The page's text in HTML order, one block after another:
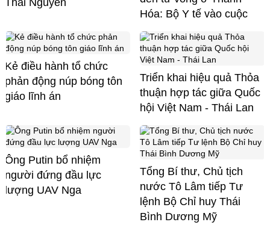
Hóa: Bộ Y tế vào cuộc
Kẻ điều hành tổ chức
phản động núp bóng tôn
giáo lĩnh án
Triển khai hiệu quả Thỏa
thuận hợp tác giữa Quốc
hội Việt Nam - Thái Lan
Ông Putin bổ nhiệm
người đứng đầu lực
lượng UAV Nga
Tổng Bí thư, Chủ tịch
nước Tô Lâm tiếp Tư
lệnh Bộ Chỉ huy Thái
Bình Dương Mỹ